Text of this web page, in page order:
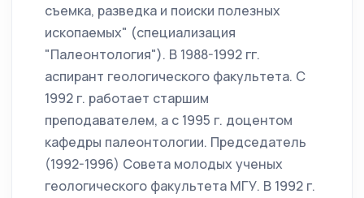
съемка, разведка и поиски полезных
ископаемых" (специализация
"Палеонтология"). В 1988-1992 гг.
аспирант геологического факультета. С
1992 г. работает старшим
преподавателем, а с 1995 г. доцентом
кафедры палеонтологии. Председатель
(1992-1996) Совета молодых ученых
геологического факультета МГУ. В 1992 г.